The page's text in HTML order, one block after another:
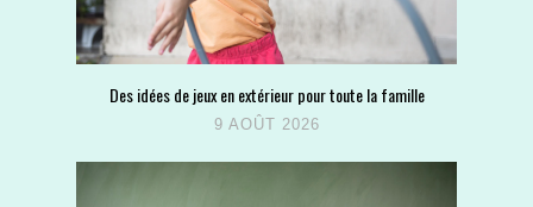
Des idées de jeux en extérieur pour toute la famille
9 AOÛT 2026